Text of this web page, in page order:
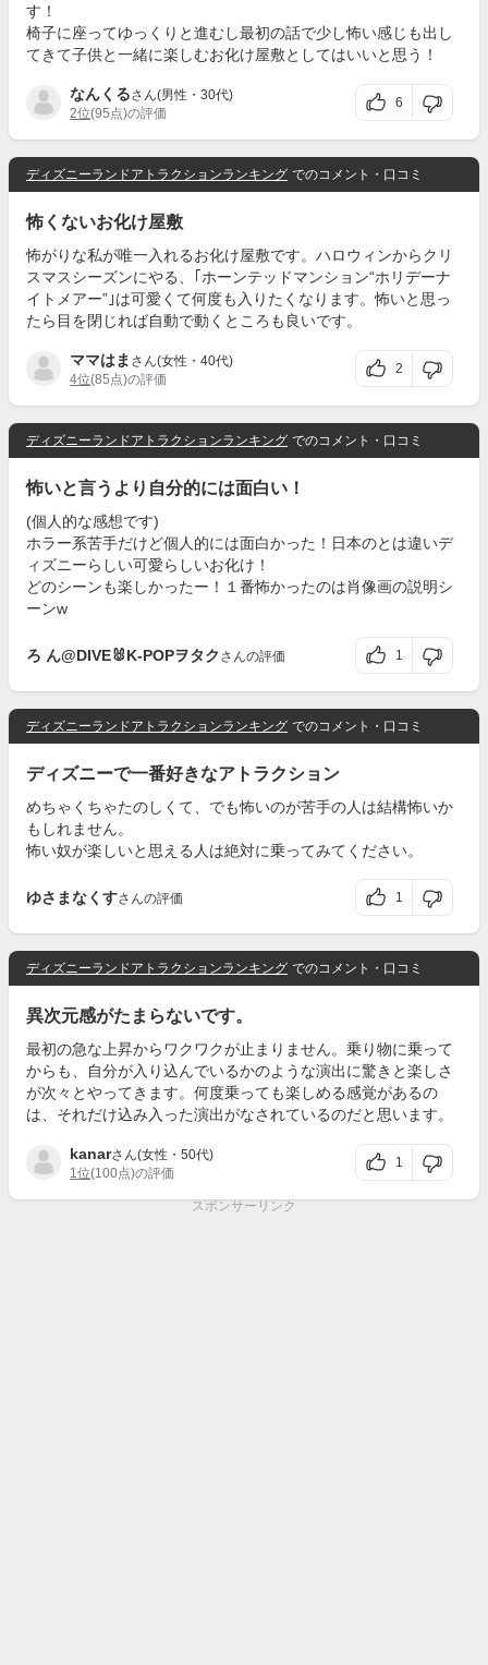
す！
椅子に座ってゆっくりと進むし最初の話で少し怖い感じも出し
てきて子供と一緒に楽しむお化け屋敷としてはいいと思う！
なんくるさん(男性・30代)
2位(95点)の評価
6
ディズニーランドアトラクションランキング でのコメント・口コミ
怖くないお化け屋敷
怖がりな私が唯一入れるお化け屋敷です。ハロウィンからクリ
スマスシーズンにやる、｢ホーンテッドマンション“ホリデーナ
イトメアー”｣は可愛くて何度も入りたくなります。怖いと思っ
たら目を閉じれば自動で動くところも良いです。
ママはま さん(女性・40代)
4位(85点)の評価
2
ディズニーランドアトラクションランキング でのコメント・口コミ
怖いと言うより自分的には面白い！
(個人的な感想です)
ホラー系苦手だけど個人的には面白かった！日本のとは違いデ
ィズニーらしい可愛らしいお化け！
どのシーンも楽しかったー！１番怖かったのは肖像画の説明シ
ーンw
ろ ん@DIVE🐰K-POPヲタク さんの評価 1
ディズニーランドアトラクションランキング でのコメント・口コミ
ディズニーで一番好きなアトラクション
めちゃくちゃたのしくて、でも怖いのが苦手の人は結構怖いか
もしれません。
怖い奴が楽しいと思える人は絶対に乗ってみてください。
ゆさまなくすさんの評価 1
ディズニーランドアトラクションランキング でのコメント・口コミ
異次元感がたまらないです。
最初の急な上昇からワクワクが止まりません。乗り物に乗って
からも、自分が入り込んでいるかのような演出に驚きと楽しさ
が次々とやってきます。何度乗っても楽しめる感覚があるの
は、それだけ込み入った演出がなされているのだと思います。
kanarさん(女性・50代)
1位(100点)の評価
1
スポンサーリンク